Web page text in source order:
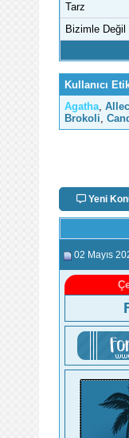
Tarz
Bizimle Değil
Kullanıcı
Agatha,
Brokoli,
Yeni
02 Mayıs